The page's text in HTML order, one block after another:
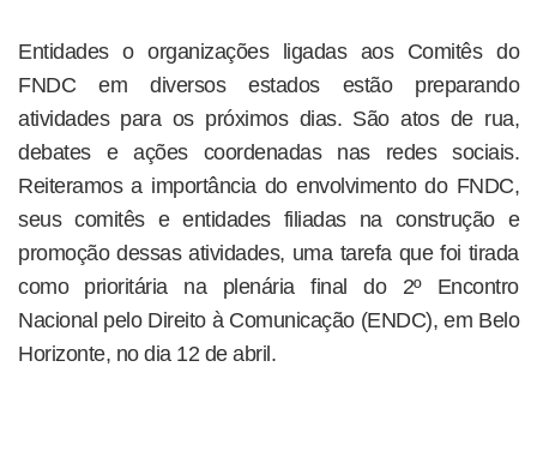
Entidades o organizações ligadas aos Comitês do
FNDC em diversos estados estão preparando
atividades para os próximos dias. São atos de rua,
debates e ações coordenadas nas redes sociais.
Reiteramos a importância do envolvimento do FNDC,
seus comitês e entidades filiadas na construção e
promoção dessas atividades, uma tarefa que foi tirada
como prioritária na plenária final do 2º Encontro
Nacional pelo Direito à Comunicação (ENDC), em Belo
Horizonte, no dia 12 de abril.